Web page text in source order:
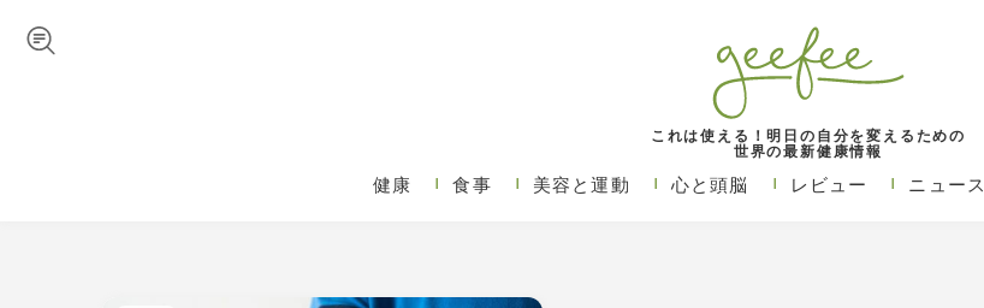
これは使える！明日の自分を変えるための
世界の最新健康情報
健康 食事 美容と運動 心と頭脳 レビュー ニュース